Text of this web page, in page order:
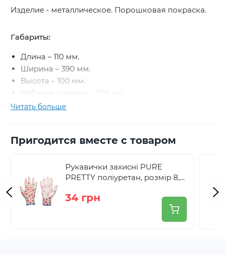
Изделие - металлическое. Порошковая покраска.
Габариты:
Длина – 110 мм.
Ширина – 390 мм.
Высота – 100 мм.
Рабочая ширина
– 390 мм.
Зуб заточен, пруток – d 6,5 мм.
Вес: 0,5 кг.
Читать больше
Пригодится вместе с товаром
Рукавички захисні PURE
PRETTY поліуретан, розмір 8,
34 грн